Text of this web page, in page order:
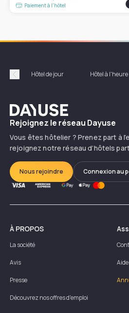
Paiement à l'hôtel
Précédent
Hôtel de jour Hôtel à l'heure
Dayuse
Rejoignez le réseau Dayuse
Vous êtes hôtelier ? Prenez part à
rejoignez notre réseau d’hôtels
Nous rejoindre Connexion au
À PROPOS
La société
Avis
Presse
Découvrez nos offres d'emploi
Aide